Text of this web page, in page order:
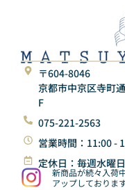
〒604-8046
京都市中京区寺町
F
075-221-2563
営業時間：11:00 -
定休日：毎週水曜
新商品が続々入荷
アップしております